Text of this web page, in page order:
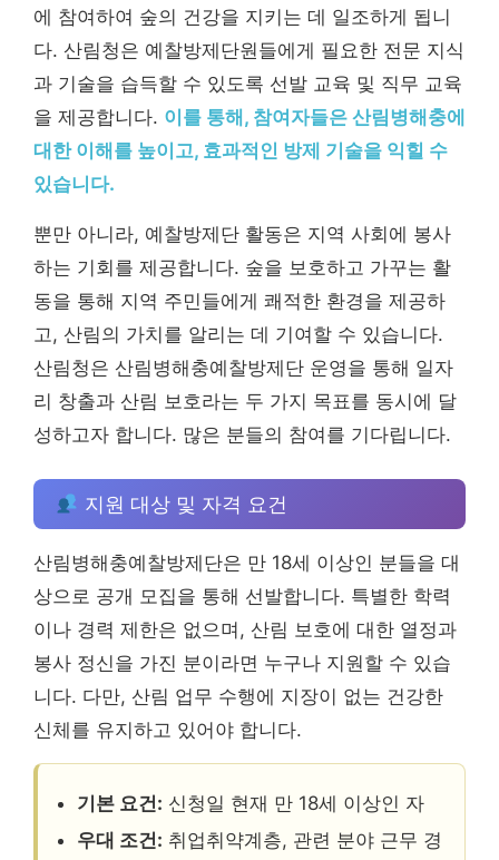
에 참여하여 숲의 건강을 지키는 데 일조하게 됩니
다. 산림청은 예찰방제단원들에게 필요한 전문 지식
과 기술을 습득할 수 있도록 선발 교육 및 직무 교육
을 제공합니다. 이를 통해, 참여자들은 산림병해충에
대한 이해를 높이고, 효과적인 방제 기술을 익힐 수
있습니다.
뿐만 아니라, 예찰방제단 활동은 지역 사회에 봉사
하는 기회를 제공합니다. 숲을 보호하고 가꾸는 활
동을 통해 지역 주민들에게 쾌적한 환경을 제공하
고, 산림의 가치를 알리는 데 기여할 수 있습니다.
산림청은 산림병해충예찰방제단 운영을 통해 일자
리 창출과 산림 보호라는 두 가지 목표를 동시에 달
성하고자 합니다. 많은 분들의 참여를 기다립니다.
지원 대상 및 자격 요건
산림병해충예찰방제단은 만 18세 이상인 분들을 대
상으로 공개 모집을 통해 선발합니다. 특별한 학력
이나 경력 제한은 없으며, 산림 보호에 대한 열정과
봉사 정신을 가진 분이라면 누구나 지원할 수 있습
니다. 다만, 산림 업무 수행에 지장이 없는 건강한
신체를 유지하고 있어야 합니다.
기본 요건: 신청일 현재 만 18세 이상인 자
우대 조건: 취업취약계층, 관련 분야 근무 경